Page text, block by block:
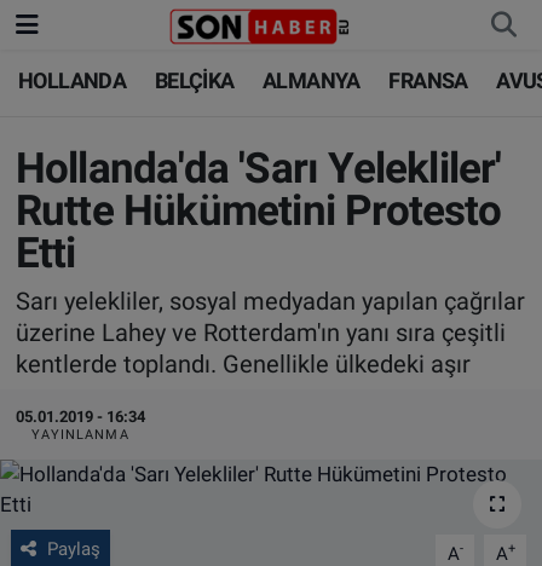
HOLLANDA BELÇİKA ALMANYA FRANSA
Hollanda'da 'Sarı Yelekliler'
Rutte Hükümetini Protesto
Etti
Sarı yelekliler, sosyal medyadan yapılan çağrılar
üzerine Lahey ve Rotterdam'ın yanı sıra çeşitli
kentlerde toplandı. Genellikle ülkedeki aşır
05.01.2019 - 16:34
YAYINLANMA
Paylaş A- A+
HOLLANDA
BELÇİKA
ALMANYA
AVUSTURYA
BİLİM-TEKNOLOJİ
HOLLANDA
BELÇİKA
ALMANYA
DÜNYA
SAĞLIK
FOTO GALERİ
Nöbetçi Eczaneler
Hava Durumu
Trafik Durumu
Tüm Manşetler
Haber Arşivi